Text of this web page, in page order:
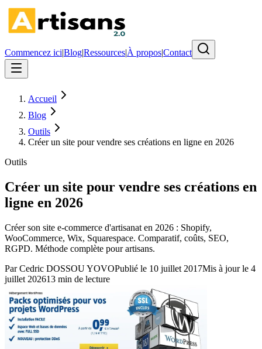
Commencez ici|Blog|Ressources|À propos|Contact
Accueil
Blog
Outils
Créer un site pour vendre ses créations en ligne en 2026
Outils
Créer un site pour vendre ses créations en
ligne en 2026
Créer son site e-commerce d'artisanat en 2026 : Shopify,
WooCommerce, Wix, Squarespace. Comparatif, coûts, SEO,
RGPD. Méthode complète pour artisans.
ParCedric DOSSOU YOVOPublié le 10 juillet 2017Mis à jour le 4
juillet 202613 min de lecture